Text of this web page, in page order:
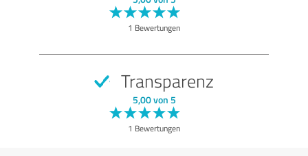
1 Bewertungen
Transparenz
5,00 von 5
1 Bewertungen